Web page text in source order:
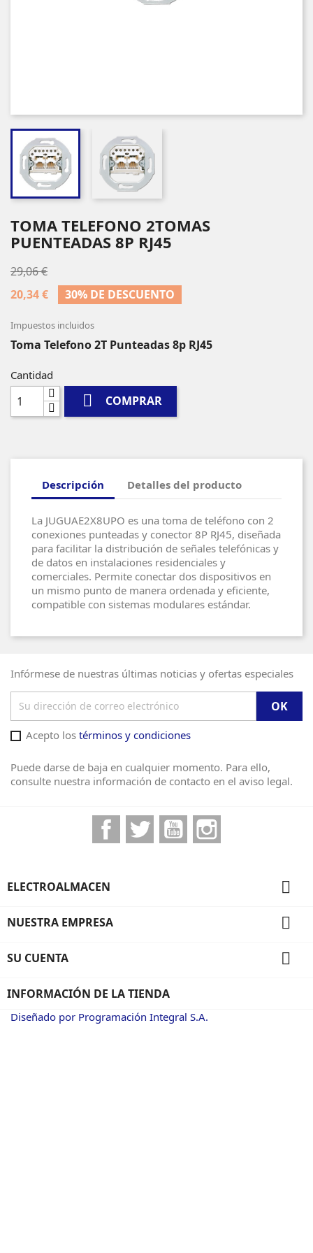
TOMA TELEFONO 2TOMAS
PUENTEADAS 8P RJ45
29,06 €
20,34 €
30% DE DESCUENTO
Impuestos incluidos
Toma Telefono 2T Punteadas 8p RJ45
Cantidad
 COMPRAR
Descripción Detalles del producto
La JUGUAE2X8UPO es una toma de teléfono con 2
conexiones punteadas y conector 8P RJ45, diseñada
para facilitar la distribución de señales telefónicas y
de datos en instalaciones residenciales y
comerciales. Permite conectar dos dispositivos en
un mismo punto de manera ordenada y eficiente,
compatible con sistemas modulares estándar.
Infórmese de nuestras últimas noticias y ofertas especiales
Acepto los términos y condiciones
Puede darse de baja en cualquier momento. Para ello,
consulte nuestra información de contacto en el aviso legal.
FacebookTwitter YouTube
ELECTROALMACEN 
NUESTRA EMPRESA 
SU CUENTA 
INFORMACIÓN DE LA TIENDA
Diseñado por Programación Integral S.A.